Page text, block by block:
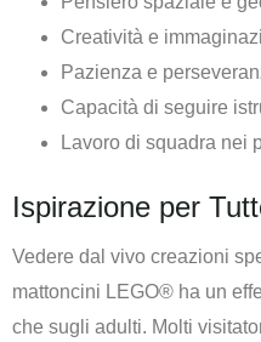
Creatività e
Pazienza e
Capacità di seguire
Lavoro di squadra nei
Ispirazione per
Vedere dal vivo creazioni
mattoncini LEGO® ha un
che sugli adulti. Molti